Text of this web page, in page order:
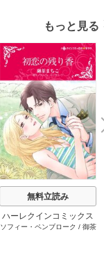
もっと見る
無料立読み
ハーレクインコミックス
セット 2026年 vol.1062
ソフィー・ペンブローク / 御茶
e
t